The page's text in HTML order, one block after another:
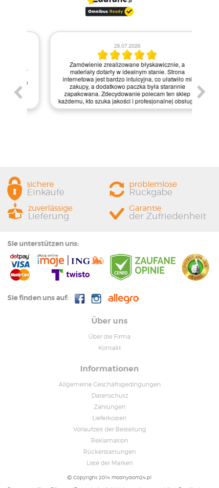
28.07.2026
Zamówienie zrealizowane błyskawicznie, a
materiały dotarły w idealnym stanie. Strona
internetowa jest bardzo intuicyjna, co ułatwiło mi
zakupy, a dodatkowo paczka była starannie
zapakowana. Zdecydowanie polecam ten sklep
każdemu, kto szuka jakości i profesjonalnej obsługi!
sichere
Einkäufe
problemlose
Rückgabe
zuverlässige
Lieferung
Garantie
der Zufriedenheit
Sie unterstützen uns:
Sie finden uns auf:
Über uns
Über die Firma
Kontakt
Informationen
Allgemeine Geschäftsgedingungen
Datenschutz
Zahlungen
Lieferkosten
Vorlaufzeit der Bestellung
Reklamation
Rückerstattungen
Liste der Marken
Copyright 2014 modnydom24.pl